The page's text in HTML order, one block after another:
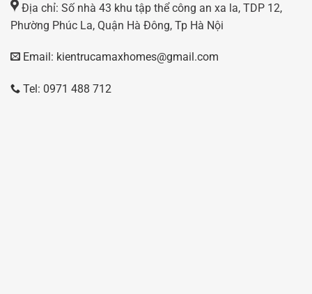
Địa chỉ: Số nhà 43 khu tập thể công an xa la, TDP 12,
Phường Phúc La, Quận Hà Đông, Tp Hà Nội
Email: kientrucamaxhomes@gmail.com
Tel: 0971 488 712